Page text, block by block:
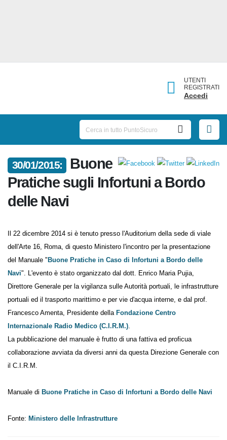
UTENTI
REGISTRATI
Accedi
30/01/2015:
Buone Pratiche sugli Infortuni a
Bordo delle Navi
Il 22 dicembre 2014 si è tenuto presso l'Auditorium della sede di viale
dell'Arte 16, Roma, di questo Ministero l'incontro per la presentazione
del Manuale "Buone Pratiche in Caso di Infortuni a Bordo delle
Navi". L'evento è stato organizzato dal dott. Enrico Maria Pujia,
Direttore Generale per la vigilanza sulle Autorità portuali, le
infrastrutture portuali ed il trasporto marittimo e per vie d'acqua
interne, e dal prof. Francesco Amenta, Presidente dellaFondazione
Centro Internazionale Radio Medico (C.I.R.M.)
La pubblicazione del manuale è frutto di una fattiva ed proficua
collaborazione avviata da diversi anni da questa Direzione Generale
con il C.I.R.M.
Manuale diBuone Pratiche in Caso di Infortuni a Bordo delle